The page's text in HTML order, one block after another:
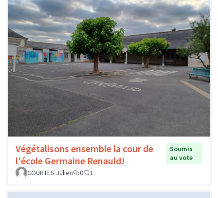
Végétalisons ensemble la cour de
l'école Germaine Renauld!
Soumis
au vote
COURTES Julien
0 1